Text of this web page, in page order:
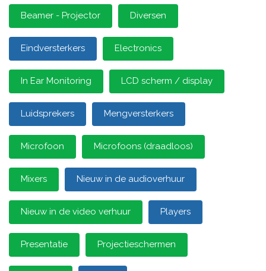
Beamer - Projector Diversen
Eindversterkers Electronics
In Ear Monitoring LCD scherm / display
Luidsprekers Mengversterkers
Microfoon Microfoons (draadloos)
Mixers Nieuw in de audioverhuur
Nieuw in de video verhuur Players
Presentatie Projectieschermen